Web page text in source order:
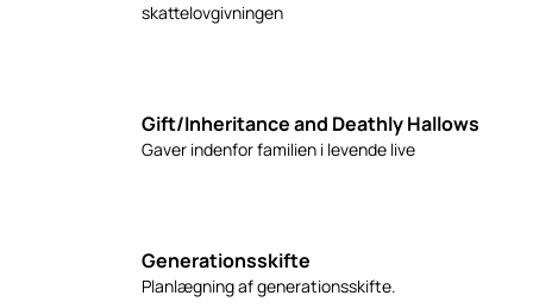
skattelovgivningen
Gift/Inheritance and Deathly Hallows
Gaver indenfor familien i levende live
Generationsskifte
Planlægning af generationsskifte.